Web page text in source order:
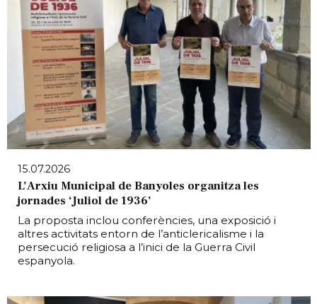
15.07.2026
L’Arxiu Municipal de Banyoles organitza les
jornades ‘Juliol de 1936’
La proposta inclou conferències, una exposició i
altres activitats entorn de l’anticlericalisme i la
persecució religiosa a l’inici de la Guerra Civil
espanyola.